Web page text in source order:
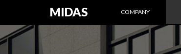
MIDAS COMPANY